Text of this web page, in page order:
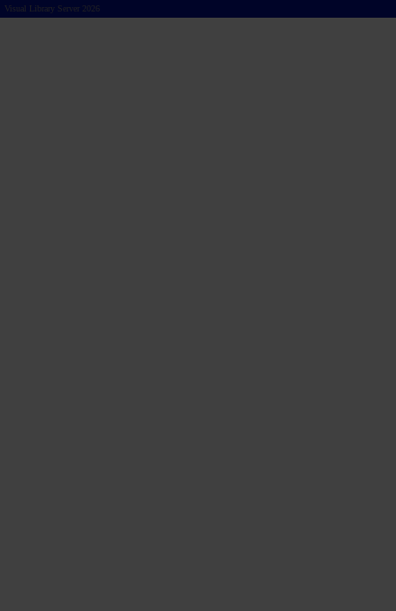
Visual Library Server 2026